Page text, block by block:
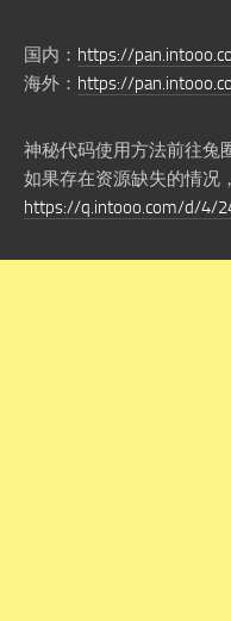
国内： https://
海外： https://
神秘代码使用方法前往兔
如果存在资源缺失的情况
https://q.intooo.com/d/4/